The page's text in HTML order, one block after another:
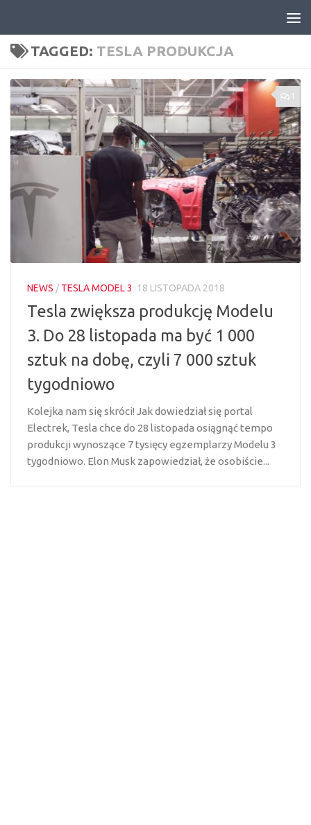
TAGGED: TESLA PRODUKCJA
1
NEWS /TESLA MODEL 3 18 LISTOPADA 2018
Tesla zwiększa produkcję Modelu
3. Do 28 listopada ma być 1 000
sztuk na dobę, czyli 7 000 sztuk
tygodniowo
Kolejka nam się skróci! Jak dowiedział się portal
Electrek, Tesla chce do 28 listopada osiągnąć tempo
produkcji wynoszące 7 tysięcy egzemplarzy Modelu 3
tygodniowo. Elon Musk zapowiedział, że osobiście...